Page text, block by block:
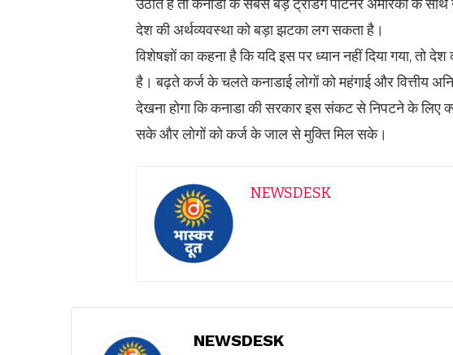
उठाते हैं तो कनाडा के सबसे बड़े ट्रेडिंग पार्टनर अमेरिका के
देश की अर्थव्यवस्था को बड़ा झटका लग सकता है।
विशेषज्ञों का कहना है कि यदि इस पर ध्यान नहीं दिया गया, तो
है। बढ़ते कर्ज के चलते कनाडाई लोगों को महंगाई और वित्तीय
देखना होगा कि कनाडा की सरकार इस संकट से निपटने के लिए
सके और लोगों को कर्ज के जाल से मुक्ति मिल सके।
NEWSDESK
NEWSDESK